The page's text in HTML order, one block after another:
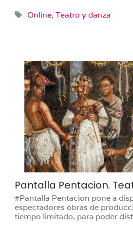
Etiquetas
Online, Teatro y danza
Pantalla Pentacion.
#Pantalla Pentacion pone a
espectadores obras de
tiempo limitado, para poder